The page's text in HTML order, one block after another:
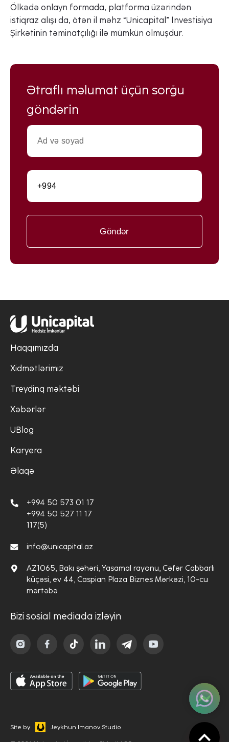
Ölkədə onlayn formada, platforma üzərindən
istiqraz alışı da, ötən il məhz “Unicapital” İnvestisiya
Şirkətinin təminatçılığı ilə mümkün olmuşdur.
Ətraflı məlumat üçün sorğu
göndərin
Göndər
Haqqımızda
Xidmətlərimiz
Treydinq məktəbi
Xəbərlər
UBlog
Karyera
Əlaqə
+994 50 573 01 17
+994 50 527 11 17
117(5)
info@unicapital.az
AZ1065, Bakı şəhəri, Yasamal rayonu, Cəfər Cabbarlı
küçəsi, ev 44, Caspian Plaza Biznes Mərkəzi, 10-cu
mərtəbə
Bizi sosial mediada izləyin
Site by Jeykhun Imanov Studio